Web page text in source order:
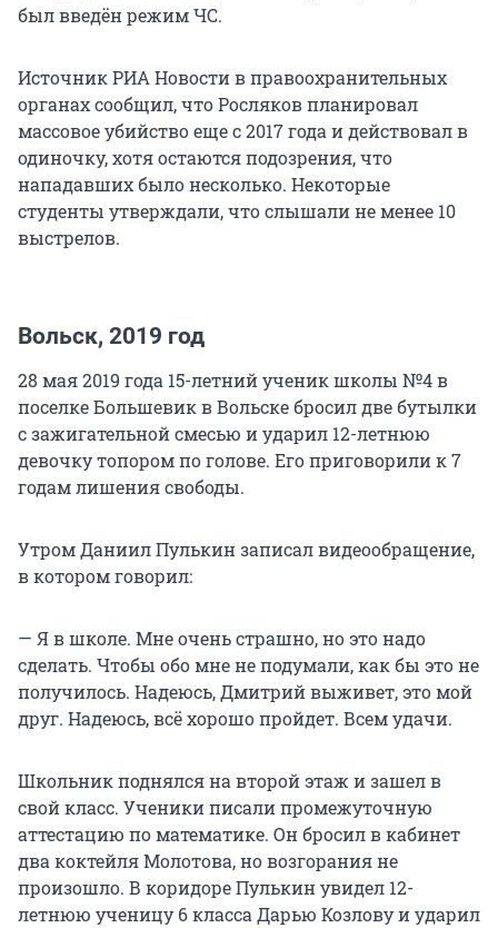
был введён режим ЧС.
Источник РИА Новости в правоохранительных
органах сообщил, что Росляков планировал
массовое убийство еще с 2017 года и действовал в
одиночку, хотя остаются подозрения, что
нападавших было несколько. Некоторые
студенты утверждали, что слышали не менее 10
выстрелов.
Вольск, 2019 год
28 мая 2019 года 15-летний ученик школы №4 в
поселке Большевик в Вольске бросил две бутылки
с зажигательной смесью и ударил 12-летнюю
девочку топором по голове. Его приговорили к 7
годам лишения свободы.
Утром Даниил Пулькин записал видеообращение,
в котором говорил:
— Я в школе. Мне очень страшно, но это надо
сделать. Чтобы обо мне не подумали, как бы это не
получилось. Надеюсь, Дмитрий выживет, это мой
друг. Надеюсь, всё хорошо пройдет. Всем удачи.
Школьник поднялся на второй этаж и зашел в
свой класс. Ученики писали промежуточную
аттестацию по математике. Он бросил в кабинет
два коктейля Молотова, но возгорания не
произошло. В коридоре Пулькин увидел 12-
летнюю ученицу 6 класса Дарью Козлову и ударил